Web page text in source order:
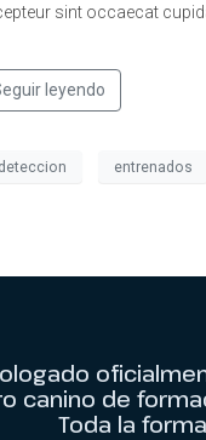
sint occaecat
leyendo
deteccion entrenados
canino de
Toda la